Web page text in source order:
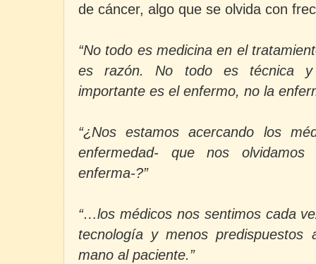
de cáncer, algo que se olvida con
“No todo es medicina en el
es razón. No todo es técnica
importante es el enfermo, no la
“¿Nos estamos acercando los
enfermedad- que nos
enferma-?”
“…los médicos nos sentimos cada
tecnología y menos predispuestos
mano al paciente.”